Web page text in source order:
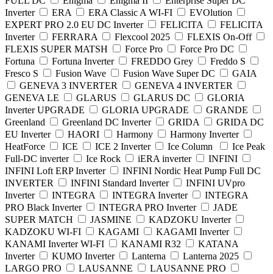
Inverter
ERA ERA Classic A WI-FI
EVOlution
EXPERT PRO 2.0 EU DC Inverter
FELICITA
FELICITA
Inverter
FERRARA Flexcool 2025
FLEXIS On-Off
FLEXIS SUPER MATSH
Force Pro
Force Pro DC
Fortuna
Fortuna Inverter FREDDO Grey
Freddo S
Fresco S
Fusion Wave Fusion Wave Super DC
GAIA
GENEVA 3 INVERTER
GENEVA 4 INVERTER
GENEVA LE
GLARUS GLARUS DC
GLORIA
Inverter UPGRADE
GLORIA UPGRADE
GRANDE
Greenland
Greenland DС Inverter GRIDA
GRIDA DC
EU Inverter
HAORI Harmony
Harmony Inverter
HeatForce
ICE ICE 2 Inverter Ice Column
Ice Peak
Full-DC inverter
Ice Rock iERA inverter
INFINI
INFINI Loft ERP Inverter
INFINI Nordic Heat Pump Full DC
INVERTER
INFINI Standard Inverter
INFINI UVpro
Inverter
INTEGRA INTEGRA Inverter
INTEGRA
PRO Black Inverter
INTEGRA PRO Inverter
JADE
SUPER MATCH
JASMINE
KADZOKU Inverter
KADZOKU WI-FI
KAGAMI
KAGAMI Inverter
KANAMI Inverter WI-FI
KANAMI R32
KATANA
Inverter
KUMO Inverter Lanterna
Lanterna 2025
LARGO PRO
LAUSANNE
LAUSANNE PRO